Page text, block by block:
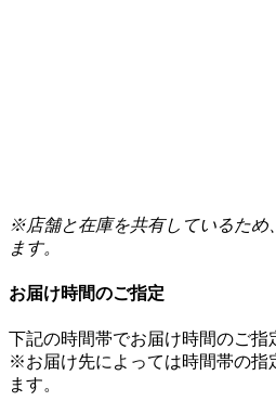
※店舗と在庫を共有しているため
ます。
お届け時間のご指定
下記の時間帯でお届け時間のご指
※お届け先によっては時間帯の指
ます。